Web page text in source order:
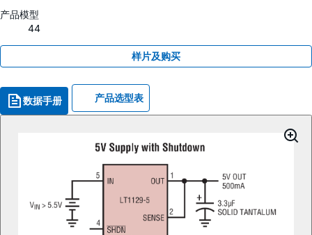
产品模型
44
样片及购买
数据手册 产品选型表